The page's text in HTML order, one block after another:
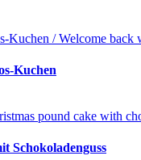
Kuchen
Schokoladenguss